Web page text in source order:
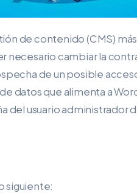
de contenido (CMS)
necesario cambiar la
de un posible
datos que alimenta a
usuario administrador
siguiente: